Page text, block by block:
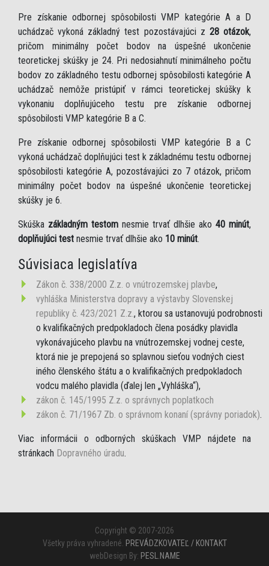
Pre získanie odbornej spôsobilosti VMP kategórie A a D
uchádzač vykoná základný test pozostávajúci z 28 otázok,
pričom minimálny počet bodov na úspešné ukončenie
teoretickej skúšky je 24. Pri nedosiahnutí minimálneho počtu
bodov zo základného testu odbornej spôsobilosti kategórie A
uchádzač nemôže pristúpiť v rámci teoretickej skúšky k
vykonaniu doplňujúceho testu pre získanie odbornej
spôsobilosti VMP kategórie B a C.
Pre získanie odbornej spôsobilosti VMP kategórie B a C
vykoná uchádzač doplňujúci test k základnému testu odbornej
spôsobilosti kategórie A, pozostávajúci zo 7 otázok, pričom
minimálny počet bodov na úspešné ukončenie teoretickej
skúšky je 6.
Skúška základným testom nesmie trvať dlhšie ako 40 minút,
doplňujúci test nesmie trvať dlhšie ako 10 minút.
Súvisiaca legislatíva
Zákon č. 338/2000 Z.z. o vnútrozemskej plavbe,
vyhláška Ministerstva dopravy a výstavby Slovenskej
republiky č. 423/2021 Z.z., ktorou sa ustanovujú podrobnosti
o kvalifikačných predpokladoch člena posádky plavidla
vykonávajúceho plavbu na vnútrozemskej vodnej ceste,
ktorá nie je prepojená so splavnou sieťou vodných ciest
iného členského štátu a o kvalifikačných predpokladoch
vodcu malého plavidla (ďalej len „Vyhláška“),
zákon č. 145/1995 Z.z. o správnych poplatkoch
zákon č. 71/1967 Zb. o správnom konaní (správny poriadok).
Viac informácii o odborných skúškach VMP nájdete na
stránkach Dopravného úradu.
Copyright © 2007-2026
Všetky práva vyhradené. PREVÁDZKOVATEĽ / KONTAKT
webDesign By: PESL.NAME